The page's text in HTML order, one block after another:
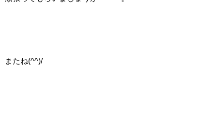
またね(^^)/